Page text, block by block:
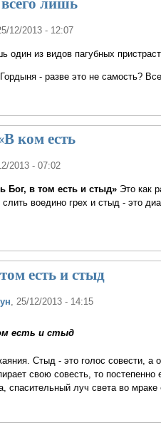
12/2013 - 12:07
один из видов пагубных
- разве это не самость?
ком есть
2013 - 07:02
Бог, в том есть и стыд»Это как
воедино грех и стыд - это
есть и стыд
, 25/12/2013 - 14:15
есть и стыд
Стыд - это голос совести, а
свою совесть, то постепенно
спасительный луч света во мраке